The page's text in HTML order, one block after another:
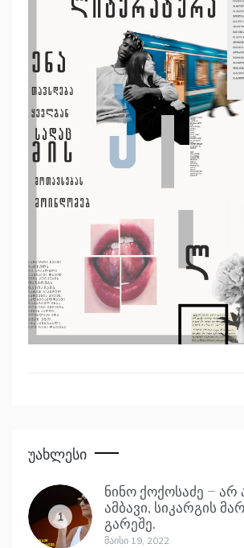
Უახლესი
1
ნინო ქოქოსაძე – არ
ამბავი, სიკარგის
გარეშე.
Მაისი 19, 2022